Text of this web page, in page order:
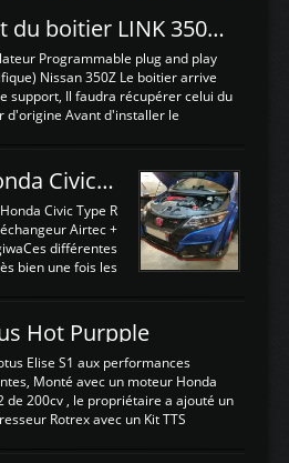
Test du boitier LINK 350Z Plugin ECU
Programmable plug and play
Nissan 350Z Le boitier arrive
support, Il faudra récupérer celui du
d'origine Avant d'installer le
l'information de la large bande
boitier. sydney sweeney deepfake
0-5V de l'afr sera connectée sur
AN Volt 8 et GndAN pour
et Volt car l'information est une
(Pas une résistance variable d'un
de brancher le ...
Préparation Honda Civic Type R FK2
Civic Type R
Airtec +
différentes
bien une fois les
inferieur,
la structure ou le
du fond plat. Une
2 est faite sur le
Une alternative
sur Hondata
400Nn , Une fois
Hot Purpple
Elise S1 aux performances
Monté avec un moteur Honda
de 200cv , le propriétaire a ajouté un
Rotrex avec un Kit TTS